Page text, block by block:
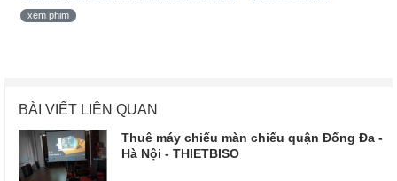
xem phim
BÀI VIẾT LIÊN QUAN
Thuê máy chiếu màn chiếu quận Đống Đa -
Hà Nội - THIETBISO